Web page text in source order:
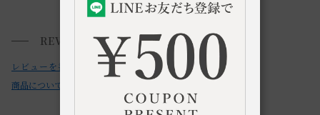
小型商品は、11,000円(税込)以上のお買い上げで
・お使いのPC画面等や光の環境によっては、掲載の画像と実
ください。
REVIEWS
レビューを書く
商品についてのお問い合わせ